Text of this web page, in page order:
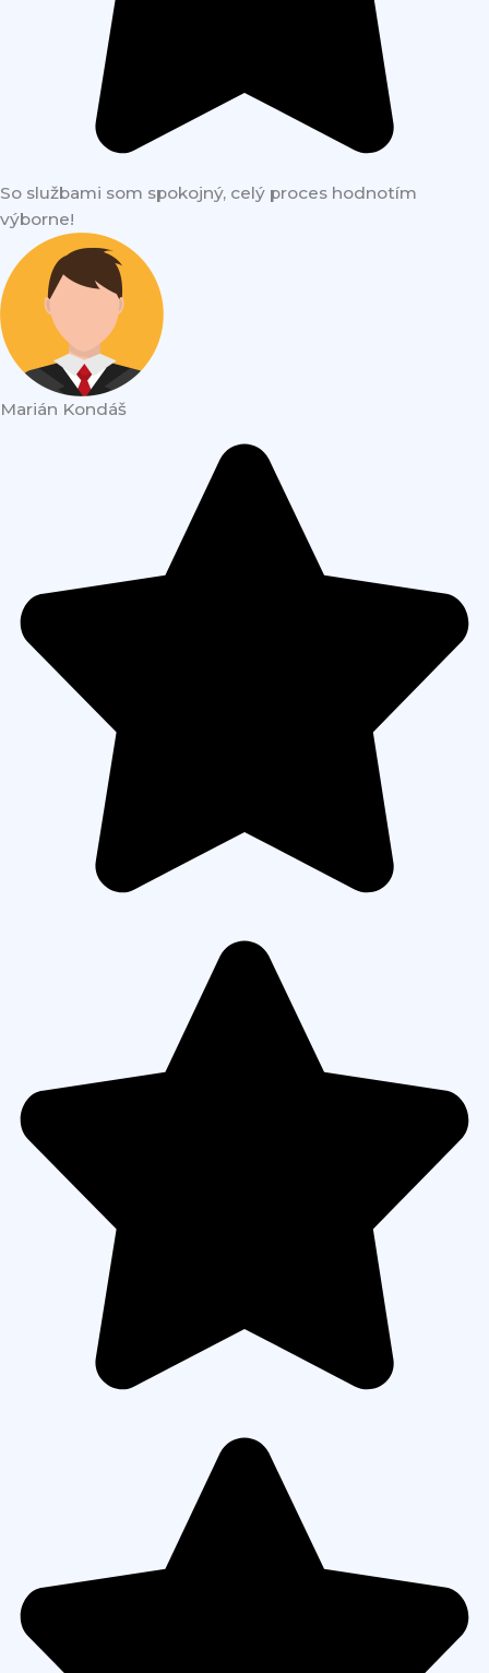
So službami som spokojný, celý proces hodnotím
výborne!
Marián Kondáš